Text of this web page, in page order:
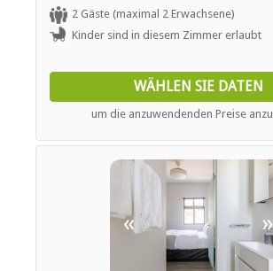
your experience. Enjoy breathtaking city
your favorite shows on the Smart TV with
dedicated workspace with high-speed Wi-Fi
access to a communal kitchen for added
Additional conveniences include a ceiling
fan, a hairdryer, an iron, and converters or
adaptors. Please note that the room is non-
bathroom essentials are thoughtfully
2 Gäste (maximal 2 Erwachsene)
Kinder sind in diesem Zimmer erlaubt
WÄHLEN SIE DATEN
um die anzuwendenden Preise
« »